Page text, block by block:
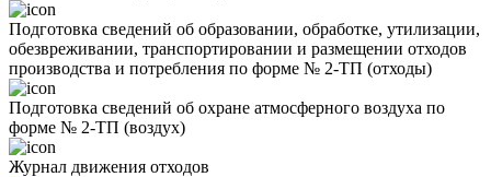
Подготовка сведений об образовании, обработке, утилизации,
обезвреживании, транспортировании и размещении отходов
производства и потребления по форме № 2-ТП (отходы)
Подготовка сведений об охране атмосферного воздуха по
форме № 2-ТП (воздух)
Журнал движения отходов